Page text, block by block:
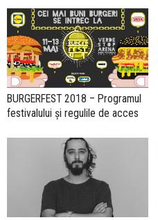
BURGERFEST 2018 – Programul
festivalului și regulile de acces